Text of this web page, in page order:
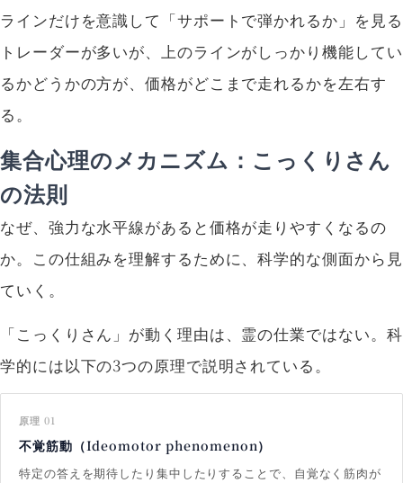
ラインだけを意識して「サポートで弾かれるか」を見る
トレーダーが多いが、上のラインがしっかり機能してい
るかどうかの方が、価格がどこまで走れるかを左右す
る。
集合心理のメカニズム：こっくりさん
の法則
なぜ、強力な水平線があると価格が走りやすくなるの
か。この仕組みを理解するために、科学的な側面から見
ていく。
「こっくりさん」が動く理由は、霊の仕業ではない。科
学的には以下の3つの原理で説明されている。
原理 01
不覚筋動（Ideomotor phenomenon）
特定の答えを期待したり集中したりすることで、自覚なく筋肉が